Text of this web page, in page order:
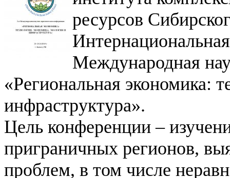
ресурсов
Международная
«Региональная экономика:
инфраструктура».
Цель конференции –
приграничных регионов,
проблем, в том числе